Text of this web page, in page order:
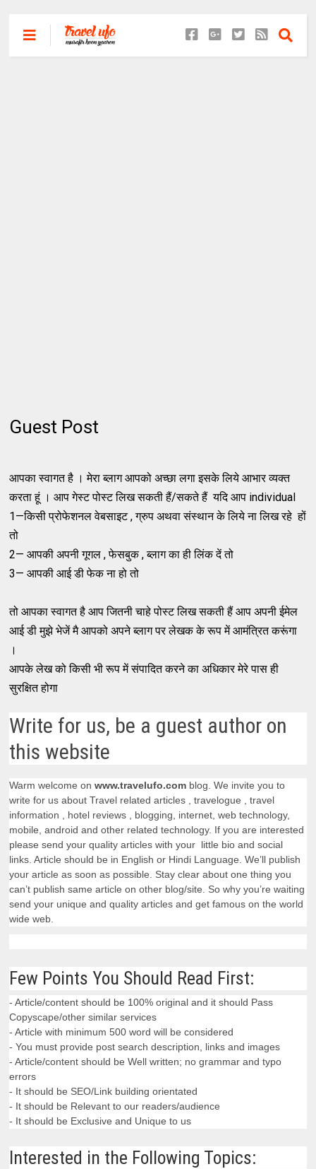
Guest Post
आपका स्वागत है । मेरा ब्लाग आपको अच्छा लगा इस​के लिये आभार व्यक्त
करता हूं । आप गेस्ट पोस्ट लिख सकती हैं/सकते हैं यदि आप individual
1—किसी प्रोफेशनल वेबसाइट , ग्रुप अथवा संस्थान के लिये ना लिख रहे हों
तो
2— आपकी अपनी गूगल , फेसबुक , ब्लाग का ही लिंक दें तो
3— आपकी आई डी फेक ना हो तो
तो आपका स्वागत है आप जितनी चाहे पोस्ट लिख सकती हैं आप अपनी ईमेल
आई डी मुझे भेजें मै आपको अपने ब्लाग पर लेखक के रूप में आ​मंत्रित करूंगा
।
आपके लेख को किसी भी रूप में संपादित करने का अधिकार मेरे पास ही
सुरक्षित होगा
Write for us, be a guest author on
this website
Warm welcome onwww.travelufo.com blog. We invite you to
write for us about Travel related articles , travelogue , travel
information , hotel reviews , blogging, internet, web technology,
mobile, android and other related technology. If you are interested
please send your quality articles with your little bio and social
links. Article should be in English or Hindi Language. We’ll publish
your article as soon as possible. Stay clear about one thing you
can’t publish same article on other blog/site. So why you’re waiting
send your unique and quality articles and get famous on the world
wide web.
Few Points You Should Read First:
- Article/content should be 100% original and it should Pass
Copyscape/other similar services
- Article with minimum 500 word will be considered
- You must provide post search description, links and images
- Article/content should be Well written; no grammar and typo
errors
- It should be SEO/Link building orientated
- It should be Relevant to our readers/audience
- It should be Exclusive and Unique to us
Interested in the Following Topics: